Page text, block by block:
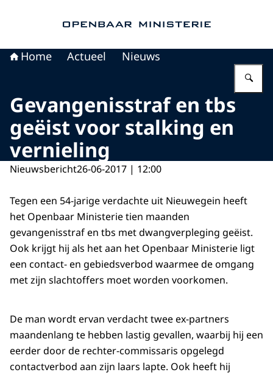
Home Actueel Nieuws
Gevangenisstraf en tbs
geëist voor stalking en
vernieling
Nieuwsbericht26-06-2017 | 12:00
Tegen een 54-jarige verdachte uit Nieuwegein heeft
het Openbaar Ministerie tien maanden
gevangenisstraf en tbs met dwangverpleging geëist.
Ook krijgt hij als het aan het Openbaar Ministerie ligt
een contact- en gebiedsverbod waarmee de omgang
met zijn slachtoffers moet worden voorkomen.
De man wordt ervan verdacht twee ex-partners
maandenlang te hebben lastig gevallen, waarbij hij een
eerder door de rechter-commissaris opgelegd
contactverbod aan zijn laars lapte. Ook heeft hij